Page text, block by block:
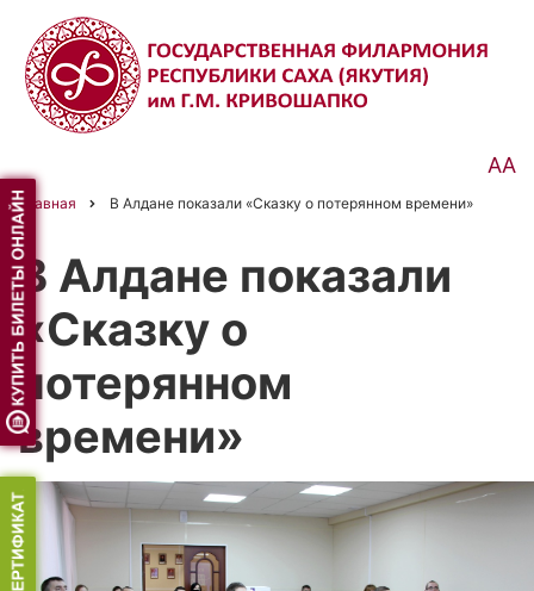
Перейти
основному
содержанию
АА
Строка
навигации
Главная В Алдане показали «Сказку о потерянном времени»
В Алдане показали
«Сказку о
потерянном
времени»